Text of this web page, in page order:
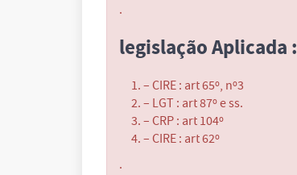
.
legislação Aplicada :
– CIRE : art 65º, nº3
– LGT : art 87º e ss.
– CRP : art 104º
– CIRE : art 62º
.